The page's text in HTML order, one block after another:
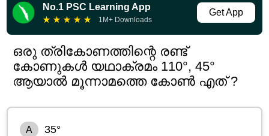
No.1 PSC Learning App
★ ★ ★ ★ ★ 1M+ Downloads
Get App
ഒരു ത്രികോണത്തിന്റെ രണ്ട്
കോണുകൾ യഥാക്രമം 110°, 45°
ആയാൽ മൂന്നാമത്തെ കോൺ എത് ?
A 35°